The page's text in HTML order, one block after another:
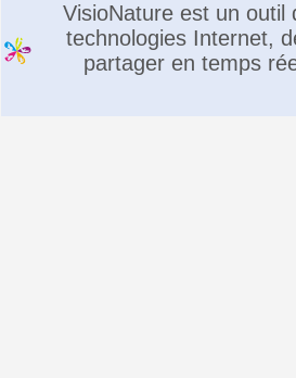
VisioNature est un outil
technologies Internet,
partager en temps